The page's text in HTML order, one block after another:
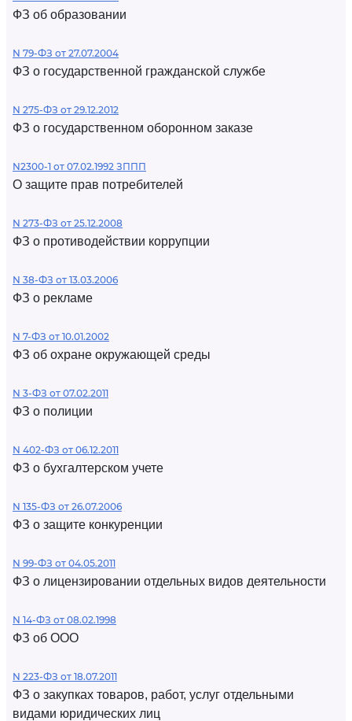
ФЗ об образовании
N 79-ФЗ от 27.07.2004
ФЗ о государственной гражданской службе
N 275-ФЗ от 29.12.2012
ФЗ о государственном оборонном заказе
N2300-1 от 07.02.1992 ЗППП
О защите прав потребителей
N 273-ФЗ от 25.12.2008
ФЗ о противодействии коррупции
N 38-ФЗ от 13.03.2006
ФЗ о рекламе
N 7-ФЗ от 10.01.2002
ФЗ об охране окружающей среды
N 3-ФЗ от 07.02.2011
ФЗ о полиции
N 402-ФЗ от 06.12.2011
ФЗ о бухгалтерском учете
N 135-ФЗ от 26.07.2006
ФЗ о защите конкуренции
N 99-ФЗ от 04.05.2011
ФЗ о лицензировании отдельных видов деятельности
N 14-ФЗ от 08.02.1998
ФЗ об ООО
N 223-ФЗ от 18.07.2011
ФЗ о закупках товаров, работ, услуг отдельными
видами юридических лиц